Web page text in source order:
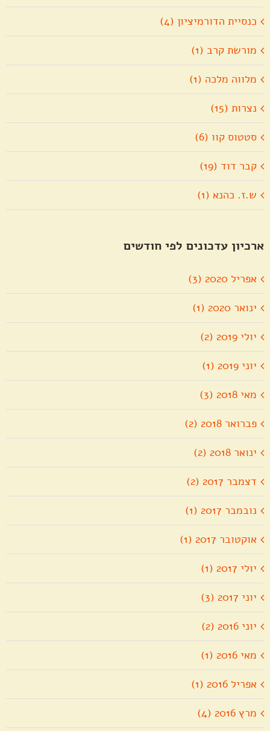
כנסיית הדורמיציון (4)
מורשת קרב (1)
מלווה מלכה (1)
נצרות (15)
סטטוס קוו (6)
קבר דוד (19)
ש.ז. כהנא (1)
ארכיון עדכונים לפי חודשים
אפריל 2020 (3)
ינואר 2020 (1)
יולי 2019 (2)
יוני 2019 (1)
מאי 2018 (3)
פברואר 2018 (2)
ינואר 2018 (2)
דצמבר 2017 (2)
נובמבר 2017 (1)
אוקטובר 2017 (1)
יולי 2017 (1)
יוני 2017 (3)
יוני 2016 (2)
מאי 2016 (1)
אפריל 2016 (1)
מרץ 2016 (4)